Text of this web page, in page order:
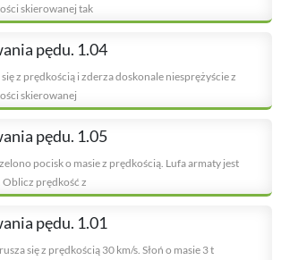
skierowanej tak
pędu. 1.04
z prędkością i zderza doskonale niesprężyście z
skierowanej
pędu. 1.05
pocisk o masie z prędkością. Lufa armaty jest
prędkość z
pędu. 1.01
się z prędkością 30 km/s. Słoń o masie 3 t